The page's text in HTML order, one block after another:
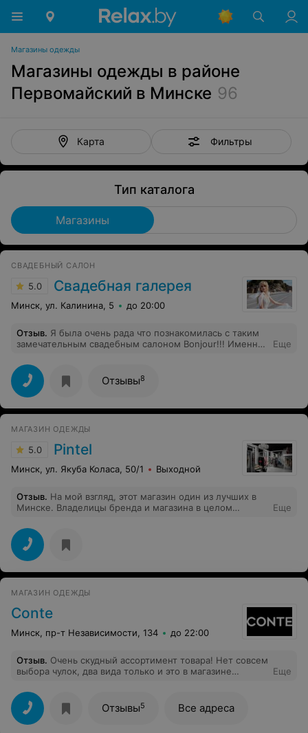
Магазины одежды
Магазины одежды в районе
Первомайский в Минске 96
Карта Фильтры
Тип каталога
Магазины
СВАДЕБНЫЙ САЛОН
5.0 Свадебная галерея
Минск, ул. Калинина, 5 до 20:00
Отзыв. Я была очень рада что познакомилась с таким
замечательным свадебным салоном Bonjour!!! Именно
Подгонкой платья осуществлялась в Свадебной
галереи, и здесь мы встретили квалифицированных и
приятных консультантов. Спасибо Вам за вашу работу!
Еще
Отзывы8
МАГАЗИН ОДЕЖДЫ
5.0 Pintel
Минск, ул. Якуба Коласа, 50/1 Выходной
Отзыв. На мой взгляд, этот магазин один из лучших в
Минске. Владелицы бренда и магазина в целом
лично принимают участие в помощи выбора модели,
посадки на фигуру (сделали коррекцию двух изделий
абсолютно безвозмездно и быстро), интересуются
вашими предпочтениями, но нет навязчивости и
втюхивания». Пришла в магазин поинтересоваться,
пошив!
Еще
МАГАЗИН ОДЕЖДЫ
Conte
Минск, пр-т Независимости, 134 до 22:00
Отзыв. Очень скудный ассортимент товара! Нет совсем
выбора чулок, два вида только и это в магазине
Еще
Отзывы5 Все адреса